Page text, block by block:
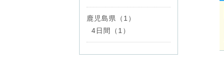
鹿児島県（1）
4日間（1）